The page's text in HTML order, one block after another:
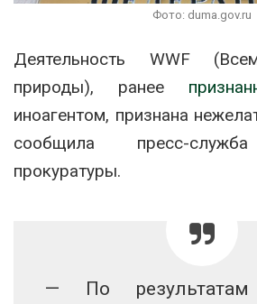
Фото: duma.gov.ru
Деятельность WWF
природы), ранее
иноагентом, признана
сообщила пресс-
прокуратуры.
— По результатам